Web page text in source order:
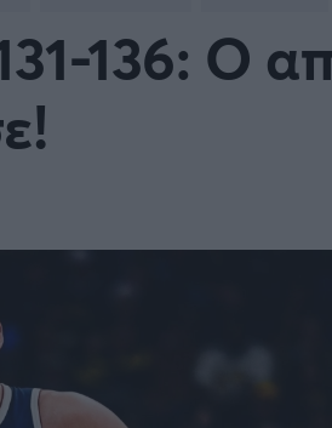
Άρση Βαρών
Μιχάλης Τσαμπάς
Γυναικών
Λιθουανία
2025
136: Ο